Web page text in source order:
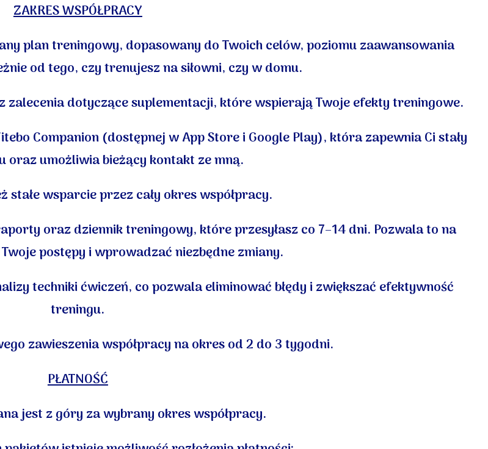
ZAKRES WSPÓŁPRACY
plan treningowy, dopasowany do Twoich celów, poziomu zaawansowania
od tego, czy trenujesz na siłowni, czy w domu.
dotyczące suplementacji, które wspierają Twoje efekty treningowe.
Companion (dostępnej w App Store i Google Play), która zapewnia Ci stały
oraz umożliwia bieżący kontakt ze mną.
stałe wsparcie przez cały okres współpracy.
oraz dziennik treningowy, które przesyłasz co 7–14 dni. Pozwala to na
postępy i wprowadzać niezbędne zmiany.
techniki ćwiczeń, co pozwala eliminować błędy i zwiększać efektywność
treningu.
zawieszenia współpracy na okres od 2 do 3 tygodni.
PŁATNOŚĆ
jest z góry za wybrany okres współpracy.